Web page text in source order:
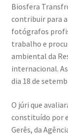
Biosfera
contribuir para
fotógrafos
trabalho e
ambiental da
internacional.
dia 18 de
O júri que
constituído por
Gerês, da